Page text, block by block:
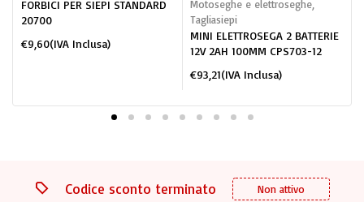
FORBICI PER SIEPI STANDARD
20700
€9,60(IVA Inclusa)
Motoseghe e elettroseghe,
Tagliasiepi
MINI ELETTROSEGA 2 BATTERIE
12V 2AH 100MM CPS703-12
€93,21(IVA Inclusa)
Codice sconto terminato
Non attivo